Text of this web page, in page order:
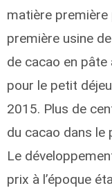
matière première
première usine
de cacao en
pour le petit
2015. Plus de
du cacao dans le
Le
prix à l’époque